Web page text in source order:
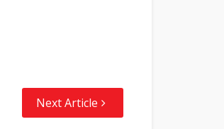
Next Article